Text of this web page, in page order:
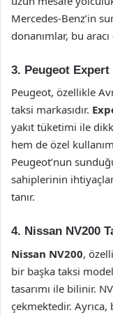
Mercedes-Benz’in
donanımlar, bu
3. Peugeot Expert
Peugeot, özellikle
taksi markasıdır.
yakıt tüketimi ile
hem de özel
Peugeot’nun
sahiplerinin
tanır.
4. Nissan NV200
Nissan NV200,
bir başka taksi
tasarımı ile bilinir.
çekmektedir. Ayrıca,